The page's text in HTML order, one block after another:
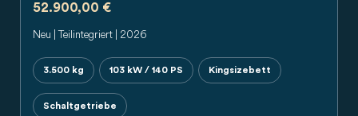
52.900,00 €
Neu | Teilintegriert | 2026
3.500 kg 103 kW / 140 PS Kingsizebett
Schaltgetriebe